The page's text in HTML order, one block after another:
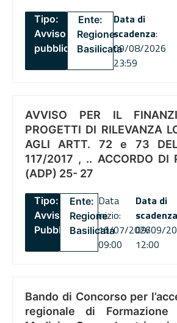
Tipo:
Avviso
pubblico
Ente:
Regione
Basilicata
Data di
scadenza:
09/08/2026
23:59
AVVISO PER IL
PROGETTI DI RILEVANZA
AGLI ARTT. 72 e 73
117/2017 , .. ACCORDO DI
(ADP) 25- 27
Tipo:
Avviso
Pubblico
Ente:
Regione
Basilicata
Data
inizio:
16/07/2026
09:00
Data di
scadenza
09/09/
12:00
Bando di Concorso per
regionale di